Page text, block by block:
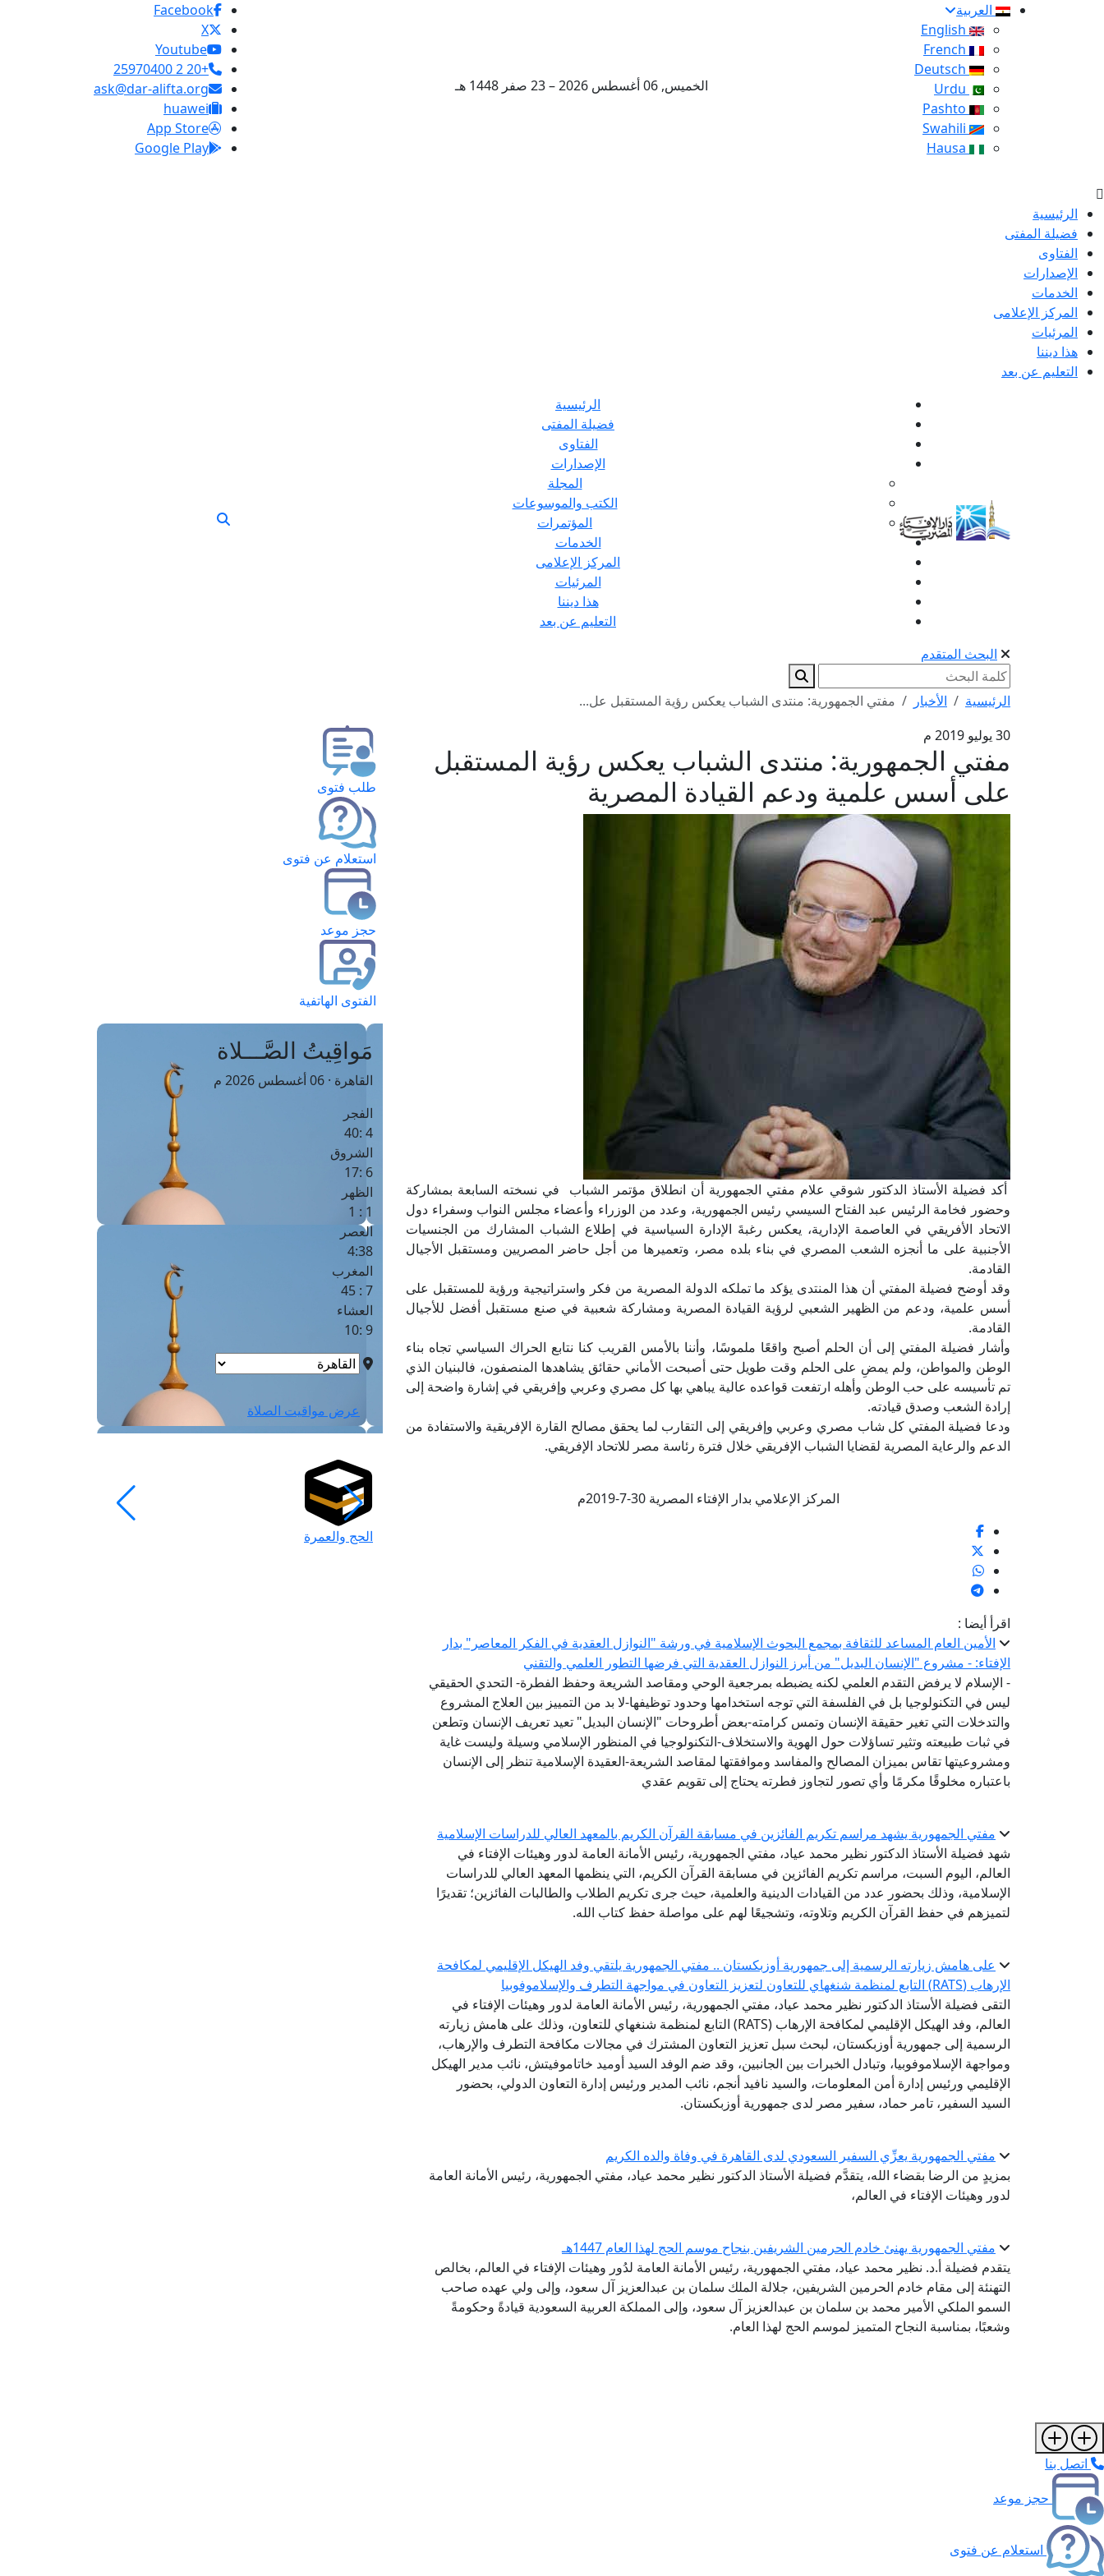
العربية
الخميس, 06 أغسطس 2026 – 23 صفر 1448 هـ
Facebook
X
Youtube
+20 2 25970400
ask@dar-alifta.org
huawei
App Store
Google Play
الرئيسية
فضيلة المفتى
الفتاوى
الإصدارات
الخدمات
المركز الإعلامى
المرئيات
هذا ديننا
التعليم عن بعد
الرئيسية
فضيلة المفتى
الفتاوى
الإصدارات
المجلة
الكتب والموسوعات
المؤتمرات
الخدمات
المركز الإعلامى
المرئيات
هذا ديننا
التعليم عن بعد
البحث المتقدم
الرئيسية الأخبار
مفتي الجمهورية: منتدى الشباب يعكس رؤية المستقبل عل...
30 يوليو 2019 م
مفتي الجمهورية: منتدى الشباب يعكس رؤية المستقبل
على أسس علمية ودعم القيادة المصرية
أكد فضيلة الأستاذ الدكتور شوقي علام مفتي الجمهورية أن انطلاق مؤتمر الشباب في نسخته السابعة بمشاركة
وحضور فخامة الرئيس عبد الفتاح السيسي رئيس الجمهورية، وعدد من الوزراء وأعضاء مجلس النواب وسفراء دول
الاتحاد الأفريقي في العاصمة الإدارية، يعكس رغبةَ الإدارة السياسية في إطلاع الشباب المشارك من الجنسيات
الأجنبية على ما أنجزه الشعب المصري في بناء بلده مصر، وتعميرها من أجل حاضر المصريين ومستقبل الأجيال
القادمة.
وقد أوضح فضيلة المفتي أن هذا المنتدى يؤكد ما تملكه الدولة المصرية من فكر واستراتيجية ورؤية للمستقبل على
أسس علمية، ودعم من الظهير الشعبي لرؤية القيادة المصرية ومشاركة شعبية في صنع مستقبل أفضل للأجيال
القادمة.
وأشار فضيلة المفتي إلى أن الحلم أصبح واقعًا ملموسًا، وأننا بالأمس القريب كنا نتابع الحراك السياسي تجاه بناء
الوطن والمواطن، ولم يمضِ على الحلم وقت طويل حتى أصبحت الأماني حقائق يشاهدها المنصفون، فالبنيان الذي
تم تأسيسه على حب الوطن وأهله ارتفعت قواعده عالية يباهي بها كل مصري وعربي وإفريقي في إشارة واضحة إلى
إرادة الشعب وصدق قيادته.
ودعا فضيلة المفتي كل شاب مصري وعربي وإفريقي إلى التقارب لما يحقق مصالح القارة الإفريقية والاستفادة من
الدعم والرعاية المصرية لقضايا الشباب الإفريقي خلال فترة رئاسة مصر للاتحاد الإفريقي.
المركز الإعلامي بدار الإفتاء المصرية 30-7-2019م
اقرأ أيضا :
الأمين العام المساعد للثقافة بمجمع البحوث الإسلامية في ورشة "النوازل العقدية في الفكر المعاصر" بدار
الإفتاء: - مشروع "الإنسان البديل" من أبرز النوازل العقدية التي فرضها التطور العلمي والتقني
- الإسلام لا يرفض التقدم العلمي لكنه يضبطه بمرجعية الوحي ومقاصد الشريعة وحفظ الفطرة- التحدي الحقيقي
ليس في التكنولوجيا بل في الفلسفة التي توجه استخدامها وحدود توظيفها-لا بد من التمييز بين العلاج المشروع
والتدخلات التي تغير حقيقة الإنسان وتمس كرامته-بعض أطروحات "الإنسان البديل" تعيد تعريف الإنسان وتطعن
في ثبات طبيعته وتثير تساؤلات حول الهوية والاستخلاف-التكنولوجيا في المنظور الإسلامي وسيلة وليست غاية
ومشروعيتها تقاس بميزان المصالح والمفاسد وموافقتها لمقاصد الشريعة-العقيدة الإسلامية تنظر إلى الإنسان
باعتباره مخلوقًا مكرمًا وأي تصور لتجاوز فطرته يحتاج إلى تقويم عقدي
مفتي الجمهورية يشهد مراسم تكريم الفائزين في مسابقة القرآن الكريم بالمعهد العالي للدراسات الإسلامية
شهد فضيلة الأستاذ الدكتور نظير محمد عياد، مفتي الجمهورية، رئيس الأمانة العامة لدور وهيئات الإفتاء في
العالم، اليوم السبت، مراسم تكريم الفائزين في مسابقة القرآن الكريم، التي ينظمها المعهد العالي للدراسات
الإسلامية، وذلك بحضور عدد من القيادات الدينية والعلمية، حيث جرى تكريم الطلاب والطالبات الفائزين؛ تقديرًا
لتميزهم في حفظ القرآن الكريم وتلاوته، وتشجيعًا لهم على مواصلة حفظ كتاب الله.
على هامش زيارته الرسمية إلى جمهورية أوزبكستان .. مفتي الجمهورية يلتقي وفد الهيكل الإقليمي لمكافحة
الإرهاب (RATS) التابع لمنظمة شنغهاي للتعاون لتعزيز التعاون في مواجهة التطرف والإسلاموفوبيا
التقى فضيلة الأستاذ الدكتور نظير محمد عياد، مفتي الجمهورية، رئيس الأمانة العامة لدور وهيئات الإفتاء في
العالم، وفد الهيكل الإقليمي لمكافحة الإرهاب (RATS) التابع لمنظمة شنغهاي للتعاون، وذلك على هامش زيارته
الرسمية إلى جمهورية أوزبكستان، لبحث سبل تعزيز التعاون المشترك في مجالات مكافحة التطرف والإرهاب،
ومواجهة الإسلاموفوبيا، وتبادل الخبرات بين الجانبين، وقد ضم الوفد السيد أوميد خاتاموفيتش، نائب مدير الهيكل
الإقليمي ورئيس إدارة أمن المعلومات، والسيد نافيد أنجم، نائب المدير ورئيس إدارة التعاون الدولي، بحضور
السيد السفير، تامر حماد، سفير مصر لدى جمهورية أوزبكستان.
مفتي الجمهورية يعزِّي السفير السعودي لدى القاهرة في وفاة والده الكريم
بمزيدٍ من الرضا بقضاء الله، يتقدَّم فضيلة الأستاذ الدكتور نظير محمد عياد، مفتي الجمهورية، رئيس الأمانة العامة
لدور وهيئات الإفتاء في العالم،
مفتي الجمهورية يهنئ خادم الحرمين الشريفين بنجاح موسم الحج لهذا العام 1447هـ
يتقدم فضيلة أ.د. نظير محمد عياد، مفتي الجمهورية، رئيس الأمانة العامة لدُور وهيئات الإفتاء في العالم، بخالص
التهنئة إلى مقام خادم الحرمين الشريفين، جلالة الملك سلمان بن عبدالعزيز آل سعود، وإلى ولي عهده صاحب
السمو الملكي الأمير محمد بن سلمان بن عبدالعزيز آل سعود، وإلى المملكة العربية السعودية قيادةً وحكومةً
وشعبًا، بمناسبة النجاح المتميز لموسم الحج لهذا العام.
طلب فتوى
استعلام عن فتوى
حجز موعد
الفتوى الهاتفية
مَواقِيتُ الصَّـــلاة
القاهرة · 06 أغسطس 2026 م
الفجر
4 :40
الشروق
6 :17
الظهر
1 : 1
العصر
4:38
المغرب
7 : 45
العشاء
9 :10
عرض مواقيت الصلاة
الحج والعمرة
اتصل بنا
حجز موعد
استعلام عن فتوى